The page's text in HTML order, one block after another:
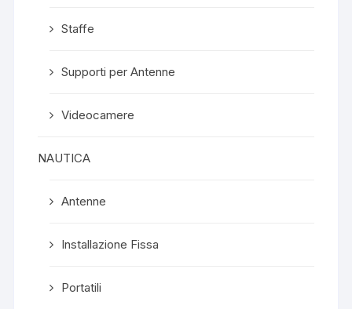
Staffe
Supporti per Antenne
Videocamere
NAUTICA
Antenne
Installazione Fissa
Portatili